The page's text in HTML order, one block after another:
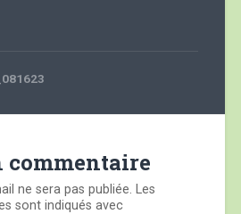
commentaire
ne sera pas publiée. Les
sont indiqués avec